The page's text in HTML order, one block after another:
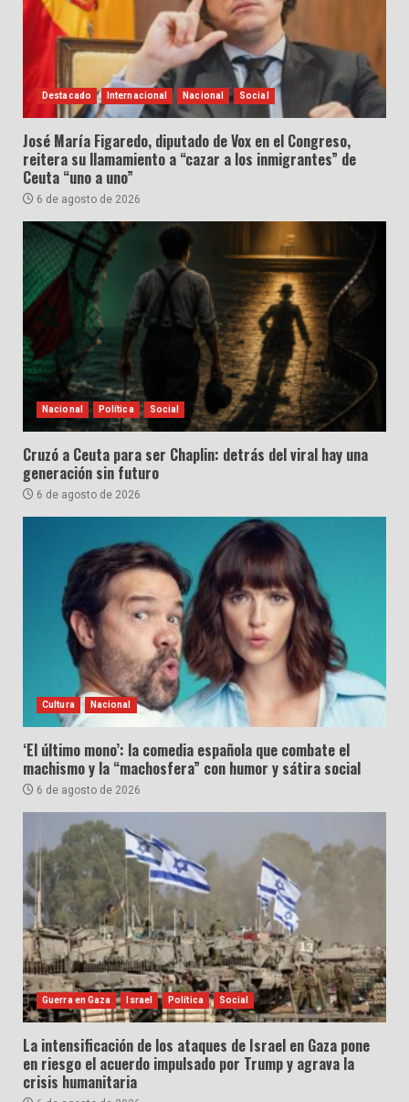
Destacado Internacional Nacional Social
José María Figaredo, diputado de Vox en el Congreso,
reitera su llamamiento a “cazar a los inmigrantes” de
Ceuta “uno a uno”
6 de agosto de 2026
Nacional Política Social
Cruzó a Ceuta para ser Chaplin: detrás del viral hay una
generación sin futuro
6 de agosto de 2026
Cultura Nacional
‘El último mono’: la comedia española que combate el
machismo y la “machosfera” con humor y sátira social
6 de agosto de 2026
Guerra en Gaza Israel Política Social
La intensificación de los ataques de Israel en Gaza pone
en riesgo el acuerdo impulsado por Trump y agrava la
crisis humanitaria